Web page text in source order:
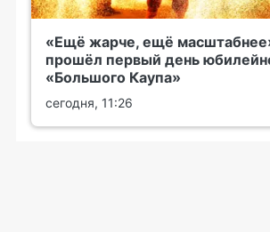
«Ещё жарче, ещё
прошёл первый день
«Большого Каупа»
сегодня, 11:26